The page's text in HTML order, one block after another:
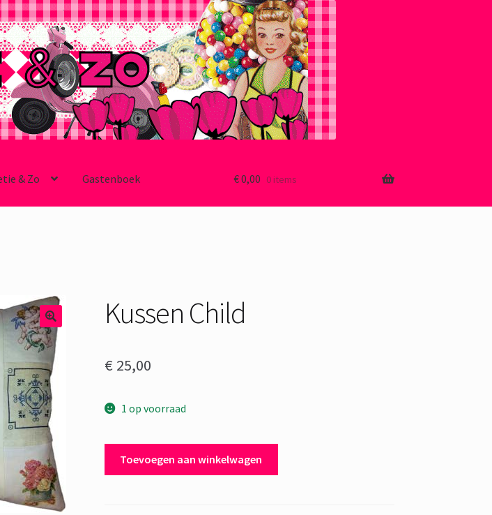
& Zo Gastenboek €0,00 0 items
Kussen Child
€ 25,00
1 op voorraad
Toevoegen aan winkelwagen